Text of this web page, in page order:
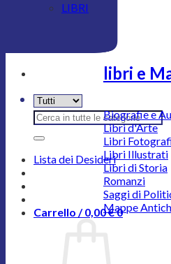
Cerca:
Lista dei Desideri
Carrello /0,00€0
LIBRI
libri e
Biografie e
Libri d'Arte
Libri
Libri Illustrati
Libri di Storia
Romanzi
Saggi di
Mappe